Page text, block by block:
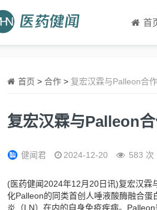
首
首页 > 合作 > 复宏汉霖与Palleon合
复宏汉霖与Palleon
健闻君 2024-12-20 583 次
(医药健闻2024年12月20日讯)复宏汉霖
化Palleon的同类首创人唾液酸酶融合
炎（LN）在内的自身免疫疾病。